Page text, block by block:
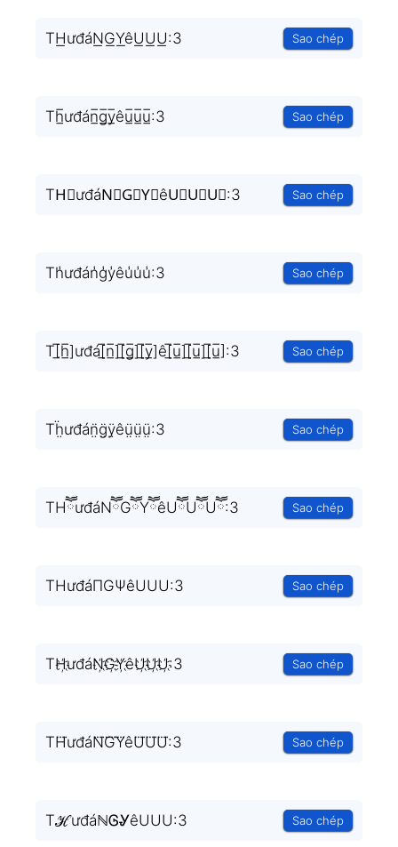
TH͟ưđáN͟G͟Y͟êU͟U͟U͟:3 Sao chép
Th̲̅ưđán̲̅g̲̅y̲̅êu̲̅u̲̅u̲̅:3 Sao chép
TH⃣ưđáN⃣G⃣Y⃣êU⃣U⃣U⃣:3 Sao chép
Th̾ưđán̾g̾y̾êu̾u̾u̾:3 Sao chép
T[̲̅h̲̅]ưđá[̲̅n̲̅][̲̅g̲̅][̲̅y̲̅]ê[̲̅u̲̅][̲̅u̲̅][̲̅u̲̅]:3 Sao chép
Tḧ̤ưđán̤̈g̤̈ÿ̤êṳ̈ṳ̈ṳ̈:3 Sao chép
THཽưđáNཽGཽYཽêUཽUཽUཽ:3 Sao chép
THưđáΠGΨêUUU:3 Sao chép
TH҉ưđáN҉G҉Y҉êU҉U҉U҉:3 Sao chép
TH⃜ưđáN⃜G⃜Y⃜êU⃜U⃜U⃜:3 Sao chép
TℋưđáℕᎶᎽêUUU:3 Sao chép